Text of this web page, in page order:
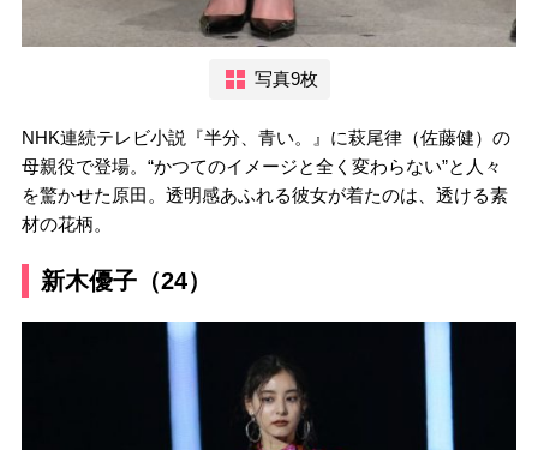
写真9枚
NHK連続テレビ小説『半分、青い。』に萩尾律（佐藤健）の
母親役で登場。“かつてのイメージと全く変わらない”と人々
を驚かせた原田。透明感あふれる彼女が着たのは、透ける素
材の花柄。
新木優子（24）